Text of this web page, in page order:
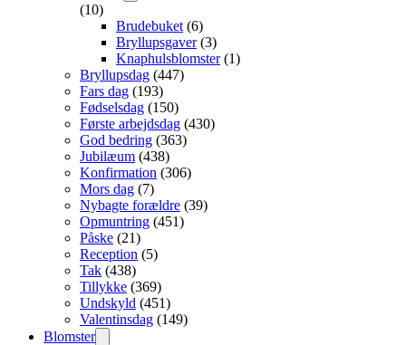
(10)
Brudebuket (6)
Bryllupsgaver (3)
Knaphulsblomster (1)
Bryllupsdag (447)
Fars dag (193)
Fødselsdag (150)
Første arbejdsdag (430)
God bedring (363)
Jubilæum (438)
Konfirmation (306)
Mors dag (7)
Nybagte forældre (39)
Opmuntring (451)
Påske (21)
Reception (5)
Tak (438)
Tillykke (369)
Undskyld (451)
Valentinsdag (149)
Blomster